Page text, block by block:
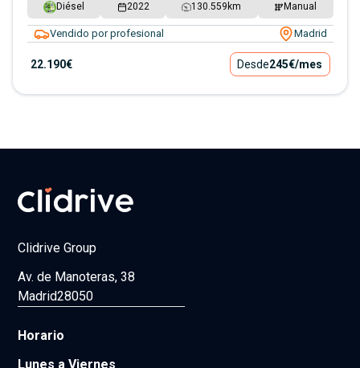
Diésel 2022 130.559 km Manual
Vendido por profesional Madrid
22.190€ Desde245€/mes
Clidrive Group
Av. de Manoteras, 38
Madrid28050
Horario
Lunes a Viernes